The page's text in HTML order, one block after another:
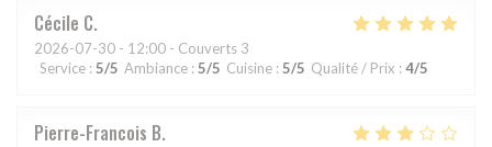
Cécile C
2026-07-30 - 12:00 - Couverts 3
Service : 5/5 Ambiance : 5/5 Cuisine : 5/5 Qualité / Prix : 4/5
Pierre-Francois B